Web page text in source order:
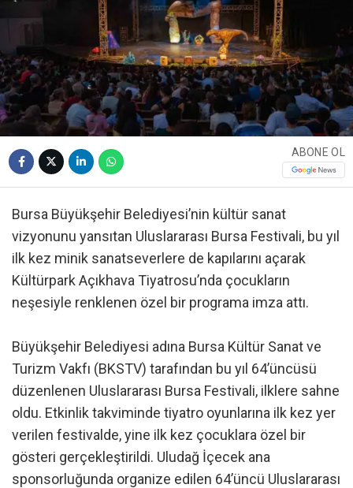
ABONE OL
Bursa Büyükşehir Belediyesi’nin kültür sanat
vizyonunu yansıtan Uluslararası Bursa Festivali, bu yıl
ilk kez minik sanatseverlere de kapılarını açarak
Kültürpark Açıkhava Tiyatrosu’nda çocukların
neşesiyle renklenen özel bir programa imza attı.
Büyükşehir Belediyesi adına Bursa Kültür Sanat ve
Turizm Vakfı (BKSTV) tarafından bu yıl 64’üncüsü
düzenlenen Uluslararası Bursa Festivali, ilklere sahne
oldu. Etkinlik takviminde tiyatro oyunlarına ilk kez yer
verilen festivalde, yine ilk kez çocuklara özel bir
gösteri gerçekleştirildi. Uludağ İçecek ana
sponsorluğunda organize edilen 64’üncü Uluslararası